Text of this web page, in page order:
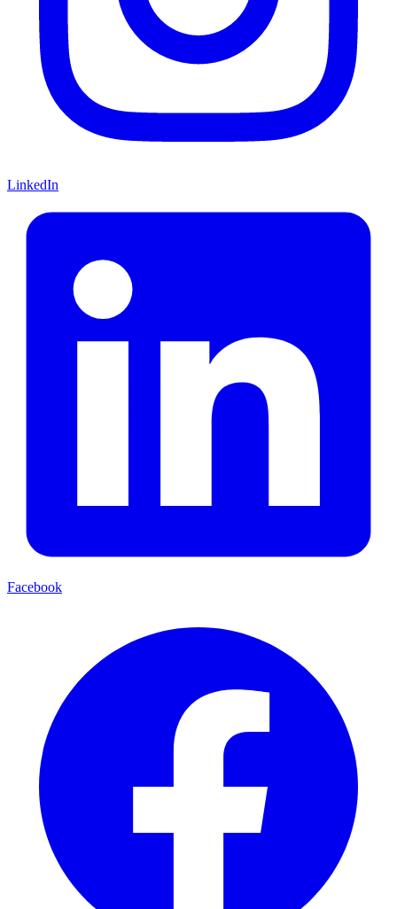
LinkedIn
Facebook